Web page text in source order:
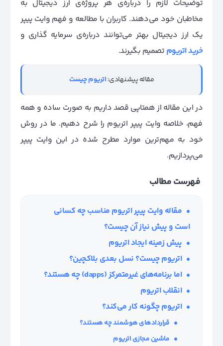
توضیحات لازم را درباره‌ی هر پروژه‌ی ارز دیجیتال به
مخاطبان خود می‌دهند. کاربران با مطالعه و فهم وایت پیپر
یک ارز دیجیتال بهتر می‌توانند درباره‌ی سرمایه گذاری و
خرید اتریوم تصمیم بگیرند.
مقاله پیشنهادی:اتریوم چیست
در این مقاله از همتاپی قصد داریم به صورت ساده و همه
فهم، خلاصه وایت پیپر اتریوم را شرح دهیم. ما در روش
خود به مهم‌ترین موارد مطرح شده در این وایت پیپر
می‌پردازیم.
فهرست مطالب
مقاله وایت پیپر اتریوم مناسب چه کسانی
است و پیش نیاز آن چیست؟
پیش زمینه ایجاد اتریوم
اتریوم چیست؟ نسل بعدی بلاکچین؟
اما برنامه‌های غیرمتمرکز(dapps)
چه هستند؟
انقلاب اتریوم
اتریوم چگونه کار می‌کند؟
قراردادهای هوشمند چه هستند؟
ماشین مجازی اتریوم